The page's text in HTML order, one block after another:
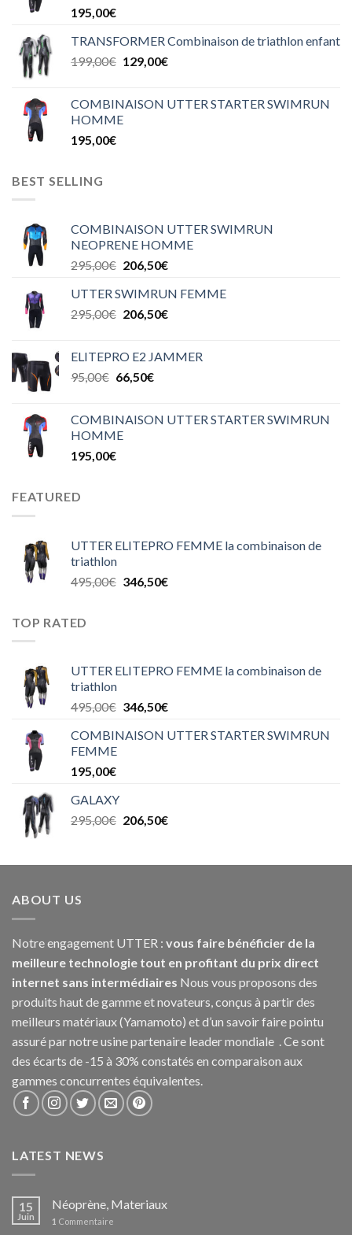
195,00€
TRANSFORMER Combinaison de triathlon enfant
199,00€ 129,00€
COMBINAISON UTTER STARTER SWIMRUN
HOMME
195,00€
BEST SELLING
COMBINAISON UTTER SWIMRUN
NEOPRENE HOMME
295,00€ 206,50€
UTTER SWIMRUN FEMME
295,00€ 206,50€
ELITEPRO E2 JAMMER
95,00€ 66,50€
COMBINAISON UTTER STARTER SWIMRUN
HOMME
195,00€
FEATURED
UTTER ELITEPRO FEMME la combinaison de
triathlon
495,00€ 346,50€
TOP RATED
UTTER ELITEPRO FEMME la combinaison de
triathlon
495,00€ 346,50€
COMBINAISON UTTER STARTER SWIMRUN
FEMME
195,00€
GALAXY
295,00€ 206,50€
ABOUT US
Notre engagement UTTER : vous faire bénéficier de la
meilleure technologie tout en profitant du prix direct
internet sans intermédiaires Nous vous proposons des
produits haut de gamme et novateurs, conçus à partir des
meilleurs matériaux (Yamamoto) et d’un savoir faire pointu
assuré par notre usine partenaire leader mondiale . Ce sont
des écarts de -15 à 30% constatés en comparaison aux
gammes concurrentes équivalentes.
LATEST NEWS
15
Juin
Néoprène, Materiaux
1 Commentaire